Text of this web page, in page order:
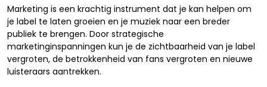
Marketing is een krachtig instrument dat je kan helpen om
je label te laten groeien en je muziek naar een breder
publiek te brengen. Door strategische
marketinginspanningen kun je de zichtbaarheid van je label
vergroten, de betrokkenheid van fans vergroten en nieuwe
luisteraars aantrekken.